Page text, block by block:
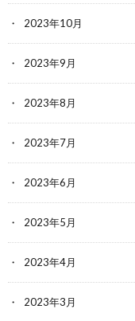
2023年10月
2023年9月
2023年8月
2023年7月
2023年6月
2023年5月
2023年4月
2023年3月